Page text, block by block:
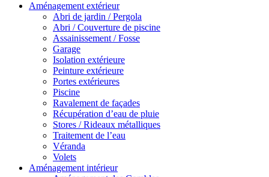
Aménagement extérieur
Abri de jardin / Pergola
Abri / Couverture de piscine
Assainissement / Fosse
Garage
Isolation extérieure
Peinture extérieure
Portes extérieures
Piscine
Ravalement de façades
Récupération d’eau de pluie
Stores / Rideaux métalliques
Traitement de l’eau
Véranda
Volets
Aménagement intérieur